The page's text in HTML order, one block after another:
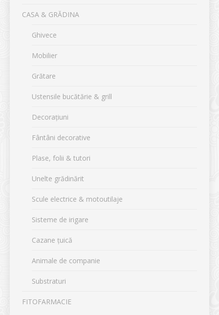
CASA & GRĂDINA
Ghivece
Mobilier
Grătare
Ustensile bucătărie & grill
Decorațiuni
Fântâni decorative
Plase, folii & tutori
Unelte grădinărit
Scule electrice & motoutilaje
Sisteme de irigare
Cazane țuică
Animale de companie
Substraturi
FITOFARMACIE